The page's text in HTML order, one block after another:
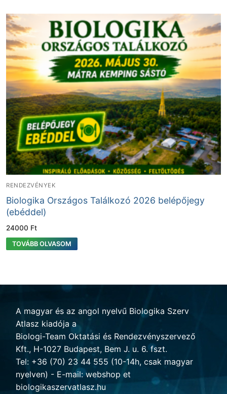
RENDEZVÉNYEK
Biologika Országos Találkozó 2026 belépőjegy
(ebéddel)
24000 Ft
TOVÁBB OLVASOM
A magyar és az angol nyelvű Biologika Szerv
Atlasz kiadója a
Biologi-Team Oktatási és Rendezvényszervező
Kft., H-1027 Budapest, Bem J. u. 6. fszt.
Tel: +36 (70) 23 44 555 (10-14h, csak magyar
nyelven) - E-mail: webshop et
biologikaszervatlasz.hu